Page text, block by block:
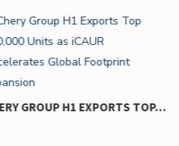
TO CHOOSE THE RIGHT…